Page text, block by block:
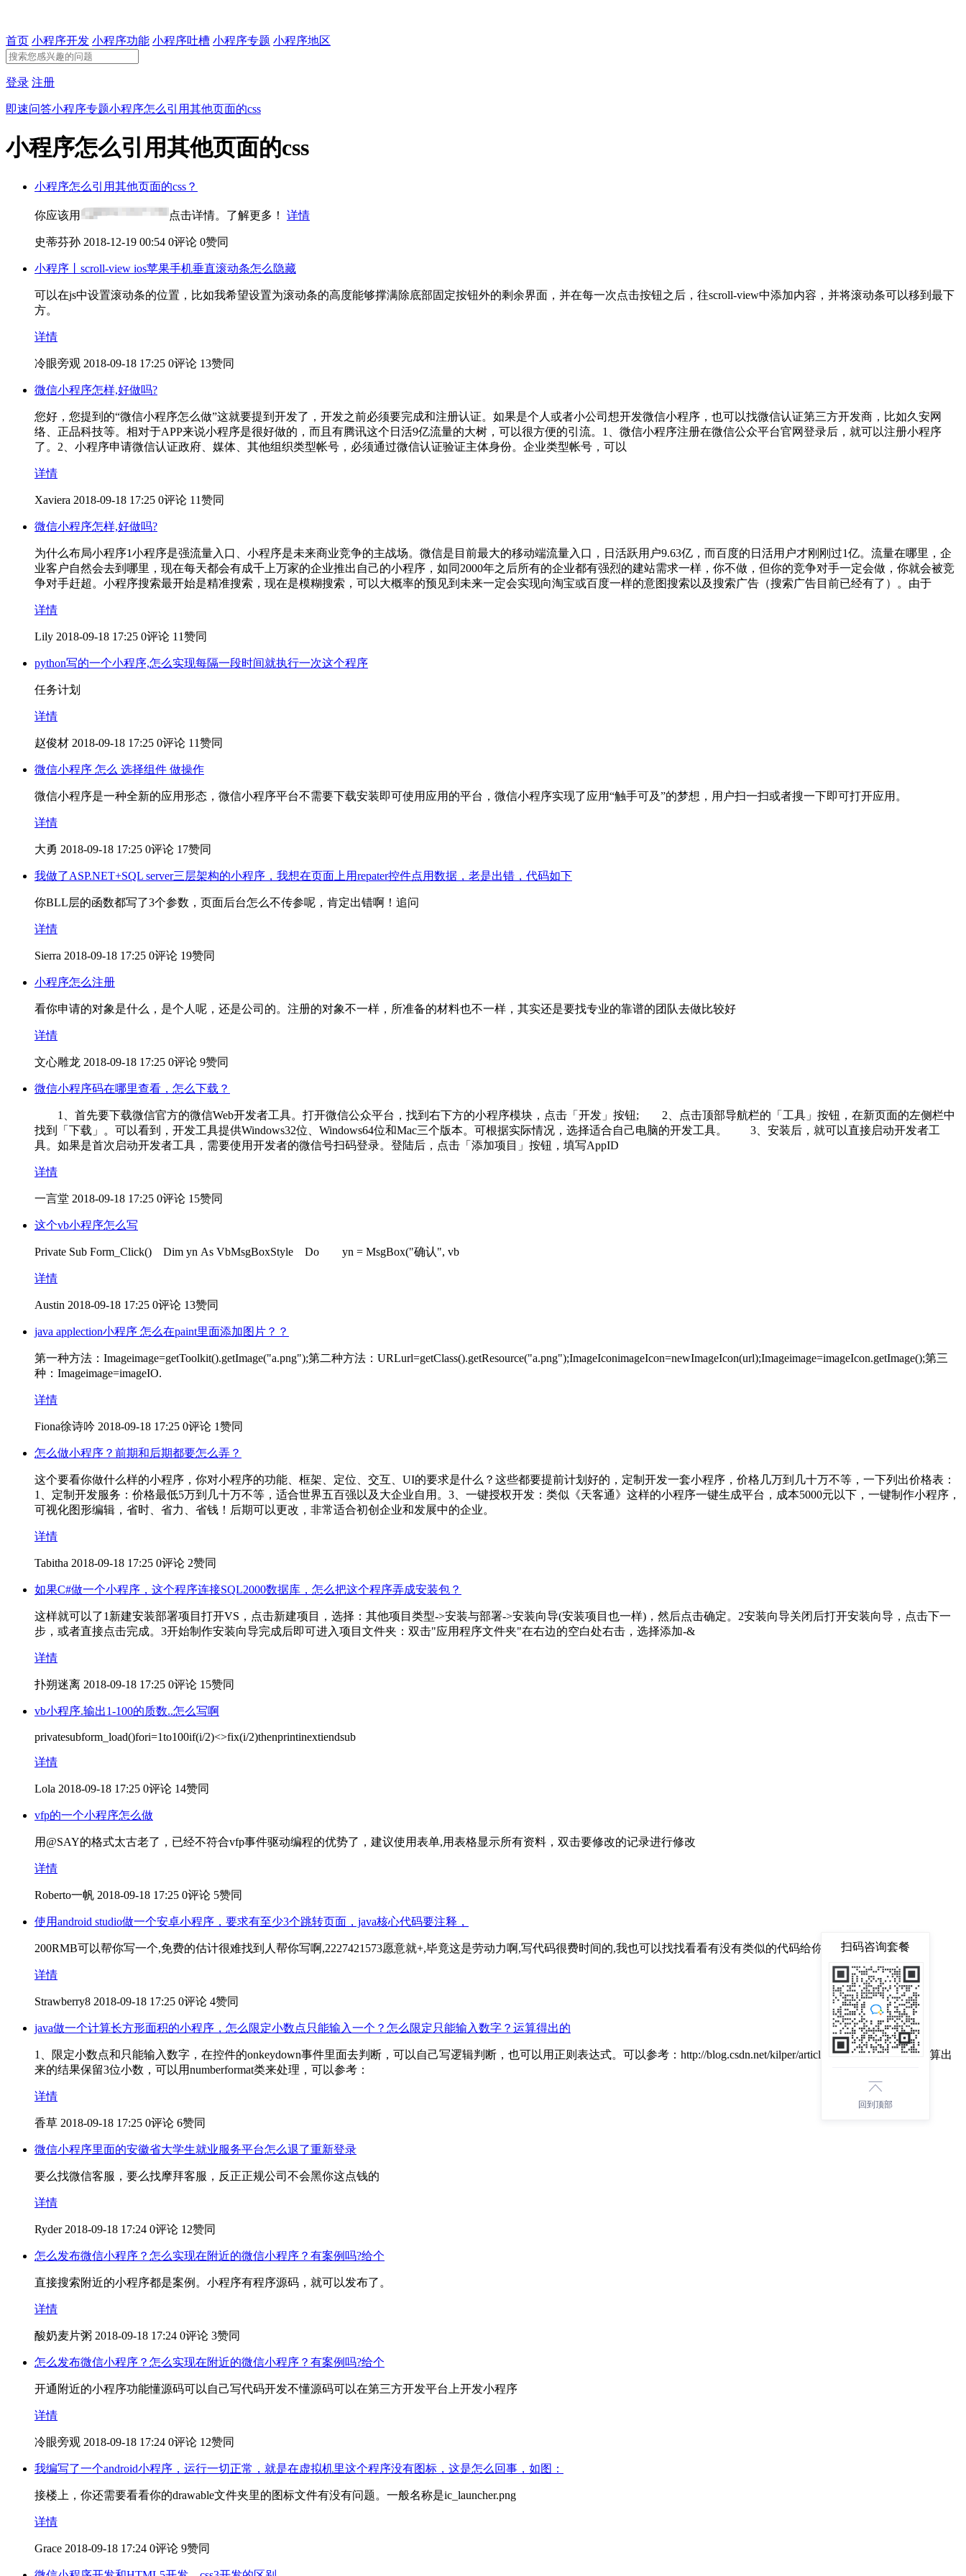
首页 小程序开发 小程序功能 小程序吐槽 小程序专题 小程序地区
登录 注册
即速问答小程序专题小程序怎么引用其他页面的css
小程序怎么引用其他页面的css
小程序怎么引用其他页面的css？
你应该用 点击详情。了解更多！ 详情
史蒂芬孙 2018-12-19 00:54 0评论 0赞同
小程序丨scroll-view ios苹果手机垂直滚动条怎么隐藏
可以在js中设置滚动条的位置，比如我希望设置为滚动条的高度能够撑满除底部固定按钮外的剩余界面，并在每一次点击按钮之后，往scroll-view中添加内容，并将滚动条可以移到最下
方。
详情
冷眼旁观 2018-09-18 17:25 0评论 13赞同
微信小程序怎样,好做吗?
您好，您提到的“微信小程序怎么做”这就要提到开发了，开发之前必须要完成和注册认证。如果是个人或者小公司想开发微信小程序，也可以找微信认证第三方开发商，比如久安网
络、正品科技等。相对于APP来说小程序是很好做的，而且有腾讯这个日活9亿流量的大树，可以很方便的引流。1、微信小程序注册在微信公众平台官网登录后，就可以注册小程序
了。2、小程序申请微信认证政府、媒体、其他组织类型帐号，必须通过微信认证验证主体身份。企业类型帐号，可以
详情
Xaviera 2018-09-18 17:25 0评论 11赞同
微信小程序怎样,好做吗?
为什么布局小程序1小程序是强流量入口、小程序是未来商业竞争的主战场。微信是目前最大的移动端流量入口，日活跃用户9.63亿，而百度的日活用户才刚刚过1亿。流量在哪里，企
业客户自然会去到哪里，现在每天都会有成千上万家的企业推出自己的小程序，如同2000年之后所有的企业都有强烈的建站需求一样，你不做，但你的竞争对手一定会做，你就会被竞
争对手赶超。小程序搜索最开始是精准搜索，现在是模糊搜索，可以大概率的预见到未来一定会实现向淘宝或百度一样的意图搜索以及搜索广告（搜索广告目前已经有了）。由于
详情
Lily 2018-09-18 17:25 0评论 11赞同
python写的一个小程序,怎么实现每隔一段时间就执行一次这个程序
任务计划
详情
赵俊材 2018-09-18 17:25 0评论 11赞同
微信小程序 怎么 选择组件 做操作
微信小程序是一种全新的应用形态，微信小程序平台不需要下载安装即可使用应用的平台，微信小程序实现了应用“触手可及”的梦想，用户扫一扫或者搜一下即可打开应用。
详情
大勇 2018-09-18 17:25 0评论 17赞同
我做了ASP.NET+SQL server三层架构的小程序，我想在页面上用repater控件点用数据，老是出错，代码如下
你BLL层的函数都写了3个参数，页面后台怎么不传参呢，肯定出错啊！追问
详情
Sierra 2018-09-18 17:25 0评论 19赞同
小程序怎么注册
看你申请的对象是什么，是个人呢，还是公司的。注册的对象不一样，所准备的材料也不一样，其实还是要找专业的靠谱的团队去做比较好
详情
文心雕龙 2018-09-18 17:25 0评论 9赞同
微信小程序码在哪里查看，怎么下载？
1、首先要下载微信官方的微信Web开发者工具。打开微信公众平台，找到右下方的小程序模块，点击「开发」按钮; 2、点击顶部导航栏的「工具」按钮，在新页面的左侧栏中
找到「下载」。可以看到，开发工具提供Windows32位、Windows64位和Mac三个版本。可根据实际情况，选择适合自己电脑的开发工具。 3、安装后，就可以直接启动开发者工
具。如果是首次启动开发者工具，需要使用开发者的微信号扫码登录。登陆后，点击「添加项目」按钮，填写AppID
详情
一言堂 2018-09-18 17:25 0评论 15赞同
这个vb小程序怎么写
Private Sub Form_Click() Dim yn As VbMsgBoxStyle Do yn = MsgBox("确认", vb
详情
Austin 2018-09-18 17:25 0评论 13赞同
java applection小程序 怎么在paint里面添加图片？？
第一种方法：Imageimage=getToolkit().getImage("a.png");第二种方法：URLurl=getClass().getResource("a.png");ImageIconimageIcon=newImageIcon(url);Imageimage=imageIcon.getImage();第三
种：Imageimage=imageIO.
详情
Fiona徐诗吟 2018-09-18 17:25 0评论 1赞同
怎么做小程序？前期和后期都要怎么弄？
这个要看你做什么样的小程序，你对小程序的功能、框架、定位、交互、UI的要求是什么？这些都要提前计划好的，定制开发一套小程序，价格几万到几十万不等，一下列出价格表：
1、定制开发服务：价格最低5万到几十万不等，适合世界五百强以及大企业自用。3、一键授权开发：类似《天客通》这样的小程序一键生成平台，成本5000元以下，一键制作小程序，
可视化图形编辑，省时、省力、省钱！后期可以更改，非常适合初创企业和发展中的企业。
详情
Tabitha 2018-09-18 17:25 0评论 2赞同
如果C#做一个小程序，这个程序连接SQL2000数据库，怎么把这个程序弄成安装包？
这样就可以了1新建安装部署项目打开VS，点击新建项目，选择：其他项目类型->安装与部署->安装向导(安装项目也一样)，然后点击确定。2安装向导关闭后打开安装向导，点击下一
步，或者直接点击完成。3开始制作安装向导完成后即可进入项目文件夹：双击"应用程序文件夹"在右边的空白处右击，选择添加-&
详情
扑朔迷离 2018-09-18 17:25 0评论 15赞同
vb小程序.输出1-100的质数..怎么写啊
privatesubform_load()fori=1to100if(i/2)<>fix(i/2)thenprintinextiendsub
详情
Lola 2018-09-18 17:25 0评论 14赞同
vfp的一个小程序怎么做
用@SAY的格式太古老了，已经不符合vfp事件驱动编程的优势了，建议使用表单,用表格显示所有资料，双击要修改的记录进行修改
详情
Roberto一帆 2018-09-18 17:25 0评论 5赞同
使用android studio做一个安卓小程序，要求有至少3个跳转页面，java核心代码要注释，
200RMB可以帮你写一个,免费的估计很难找到人帮你写啊,2227421573愿意就+,毕竟这是劳动力啊,写代码很费时间的,我也可以找找看看有没有类似的代码给你拿去用!
详情
Strawberry8 2018-09-18 17:25 0评论 4赞同
java做一个计算长方形面积的小程序，怎么限定小数点只能输入一个？怎么限定只能输入数字？运算得出的
1、限定小数点和只能输入数字，在控件的onkeydown事件里面去判断，可以自己写逻辑判断，也可以用正则表达式。可以参考：http://blog.csdn.net/kilper/article/details/58354322、运算出
来的结果保留3位小数，可以用numberformat类来处理，可以参考：
详情
香草 2018-09-18 17:25 0评论 6赞同
微信小程序里面的安徽省大学生就业服务平台怎么退了重新登录
要么找微信客服，要么找摩拜客服，反正正规公司不会黑你这点钱的
详情
Ryder 2018-09-18 17:24 0评论 12赞同
怎么发布微信小程序？怎么实现在附近的微信小程序？有案例吗?给个
直接搜索附近的小程序都是案例。小程序有程序源码，就可以发布了。
详情
酸奶麦片粥 2018-09-18 17:24 0评论 3赞同
怎么发布微信小程序？怎么实现在附近的微信小程序？有案例吗?给个
开通附近的小程序功能懂源码可以自己写代码开发不懂源码可以在第三方开发平台上开发小程序
详情
冷眼旁观 2018-09-18 17:24 0评论 12赞同
我编写了一个android小程序，运行一切正常，就是在虚拟机里这个程序没有图标，这是怎么回事，如图：
接楼上，你还需要看看你的drawable文件夹里的图标文件有没有问题。一般名称是ic_launcher.png
详情
Grace 2018-09-18 17:24 0评论 9赞同
扫码咨询套餐
回到顶部